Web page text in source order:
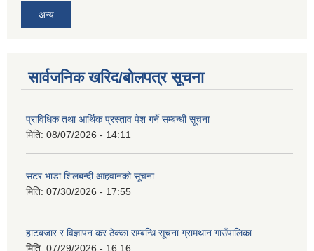
अन्य
सार्वजनिक खरिद/बोलपत्र सूचना
प्राविधिक तथा आर्थिक प्रस्ताव पेश गर्ने सम्बन्धी सूचना
मिति: 08/07/2026 - 14:11
सटर भाडा शिलबन्दी आहवानको सूचना
मिति: 07/30/2026 - 17:55
हाटबजार र विज्ञापन कर ठेक्का सम्बन्धि सूचना ग्रामथान गाउँपालिका
मिति: 07/29/2026 - 16:16